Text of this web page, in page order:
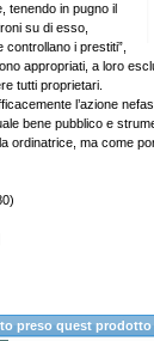
tenendo in pugno il
su di esso,
i prestiti”,
appropriati, a loro
tutti proprietari.
l’azione
bene pubblico e
ordinatrice, ma come
preso quest